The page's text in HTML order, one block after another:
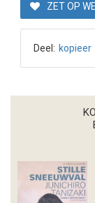
ZET OP
Deel: kopieer